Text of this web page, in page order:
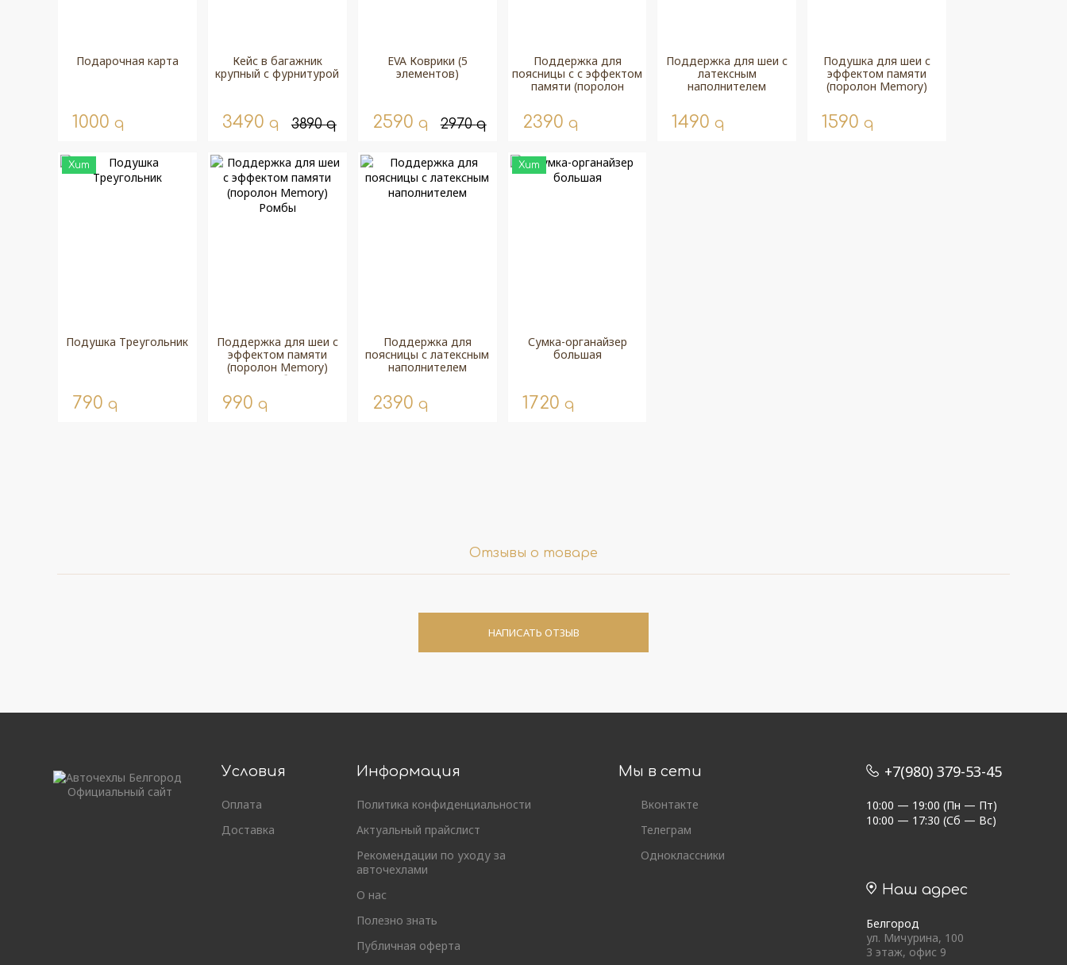
Подарочная карта
1000q
Кейс в багажник
крупный с фурнитурой
3490 q 3890q
EVA Коврики (5
элементов)
2590 q 2970q
Поддержка для
поясницы с с эффектом
памяти (поролон
Memory)
2390 q
Поддержка для шеи с
латексным
наполнителем
1490q
Подушка для шеи с
эффектом памяти
(поролон Memory)
1590q
Хит
Подушка Треугольник
790q
Поддержка для шеи с
эффектом памяти
(поролон Memory)
Ромбы
990 q
Поддержка для
поясницы с латексным
наполнителем
2390 q
Хит
Сумка-органайзер
большая
1720 q
Отзывы о товаре
НАПИСАТЬ ОТЗЫВ
+7(980) 379-53-45
10:00 — 19:00 (Пн — Пт)
10:00 — 17:30 (Сб — Вс)
Наш адрес
Белгород
ул. Мичурина, 100
3 этаж, офис 9
Официальный сайт
Условия
Оплата
Доставка
Информация
Политика конфиденциальности
Актуальный прайслист
Рекомендации по уходу за
авточехлами
О нас
Полезно знать
Публичная оферта
Мы в сети
Вконтакте
Телеграм
Одноклассники